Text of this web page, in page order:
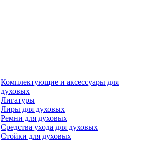
Комплектующие и аксессуары для
духовых
Лигатуры
Лиры для духовых
Ремни для духовых
Средства ухода для духовых
Стойки для духовых